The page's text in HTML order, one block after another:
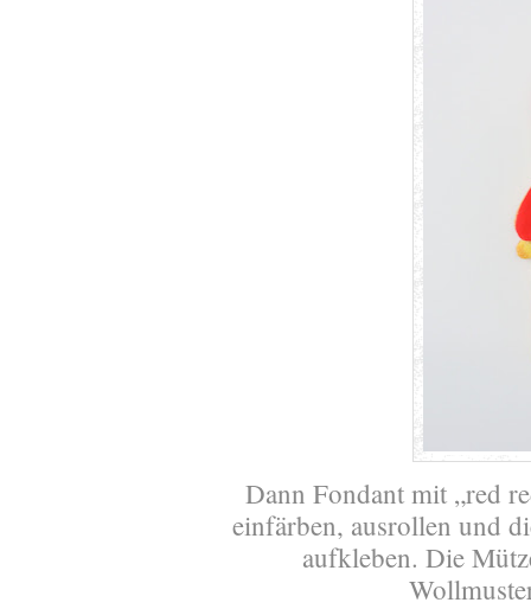
Dann Fondant mit „red
einfärben, ausrollen und
aufkleben. Die